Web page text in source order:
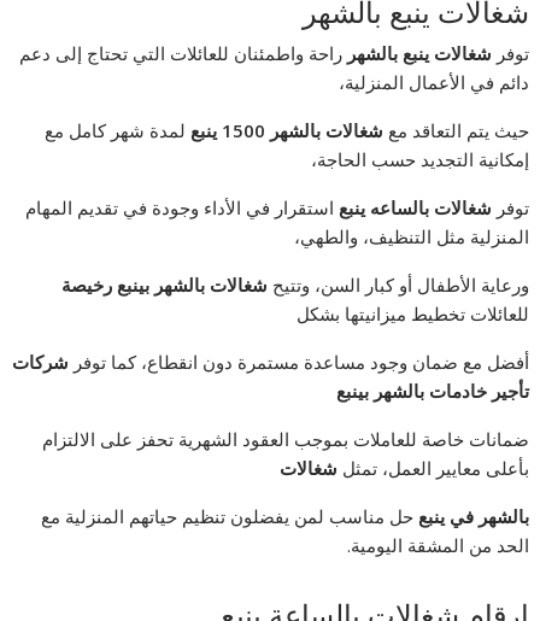
شغالات ينبع بالشهر
توفر شغالات ينبع بالشهر راحة واطمئنان للعائلات التي تحتاج إلى دعم
دائم في الأعمال المنزلية،
حيث يتم التعاقد مع شغالات بالشهر 1500 ينبع
لمدة شهر كامل مع
إمكانية التجديد حسب الحاجة،
توفر شغالات بالساعه ينبع استقرار في الأداء وجودة في تقديم المهام
المنزلية مثل التنظيف، والطهي،
ورعاية الأطفال أو كبار السن، وتتيح شغالات بالشهر بينبع رخيصة
للعائلات تخطيط ميزانيتها بشكل
أفضل مع ضمان وجود مساعدة مستمرة دون انقطاع، كما توفر شركات
تأجير خادمات بالشهر بينبع
ضمانات خاصة للعاملات بموجب العقود الشهرية تحفز على الالتزام
بأعلى معايير العمل، تمثل شغالات
بالشهر في ينبع حل مناسب لمن يفضلون تنظيم حياتهم المنزلية مع
الحد من المشقة اليومية.